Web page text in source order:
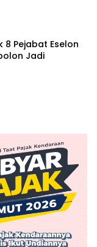
8 Pejabat Eselon
Jadi